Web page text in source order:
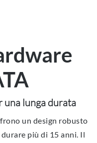
lunga durata
un design robusto
più di 15 anni. Il